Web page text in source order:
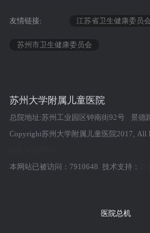
友情链接: 江苏省卫生健康委员会
苏州市卫生健康委员会
苏州大学附属儿童医院
总院地址:苏州工业园区钟南街92号 景德
Copyright苏州大学附属儿童医院2017, All
本网站已被访问：7910648 技术支持：
医院总机